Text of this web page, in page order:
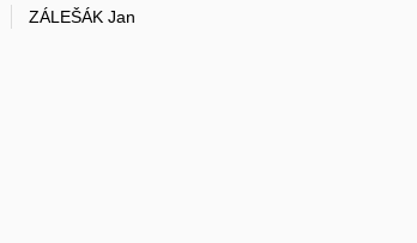
ZÁLEŠÁK Jan